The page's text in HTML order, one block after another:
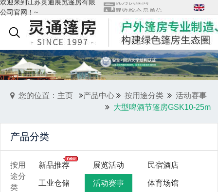
欢迎来到江苏灵通展览篷房有限
公司官网！~
展览馆会员单位
质量管理体系证书
查看全部→ English
您的位置：主页 产品中心 按用途分类
活动赛事
大型啤酒节篷房GSK10-25m
产品分类
按用
途分
类
新品推荐 展览活动 民宿酒店
工业仓储 活动赛事 体育场馆